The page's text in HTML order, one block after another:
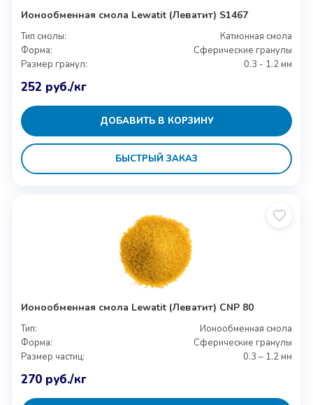
Ионообменная смола Lewatit (Леватит) S1467
Тип смолы:
Катионная смола
Форма:
Сферические гранулы
Размер гранул:
0.3 - 1.2 мм
252 руб./кг
ДОБАВИТЬ В КОРЗИНУ
БЫСТРЫЙ ЗАКАЗ
Ионообменная смола Lewatit (Леватит) CNP 80
Тип:
Ионообменная смола
Форма:
Сферические гранулы
Размер частиц:
0.3 – 1.2 мм
270 руб./кг